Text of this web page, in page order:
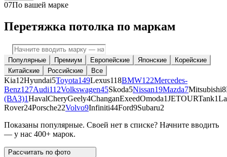
07По вашей марке
Перетяжка потолка по маркам
Популярные Премиум Европейские Японские
Корейские
Китайские
Российские Все
Kia12Hyundai5Toyota149Lexus118BMW122Mercedes-
Benz127Audi112Volkswagen45Skoda5Nissan19Mazda7Mitsubishi8
(ВАЗ)1HavalCheryGeely4ChanganExeedOmoda1JETOURTank1
Rover24Porsche22Volvo9Infiniti44Ford9Subaru2
Показаны популярные. Своей нет в списке? Начните вводить
— у нас 400+ марок.
Рассчитать по фото